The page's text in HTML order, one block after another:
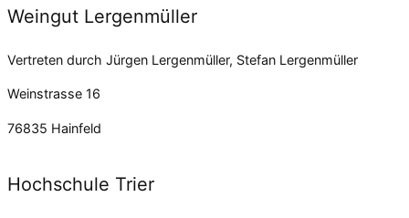
Weingut Lergenmüller
Vertreten durch Jürgen Lergenmüller, Stefan Lergenmüller
Weinstrasse 16
76835 Hainfeld
Hochschule Trier